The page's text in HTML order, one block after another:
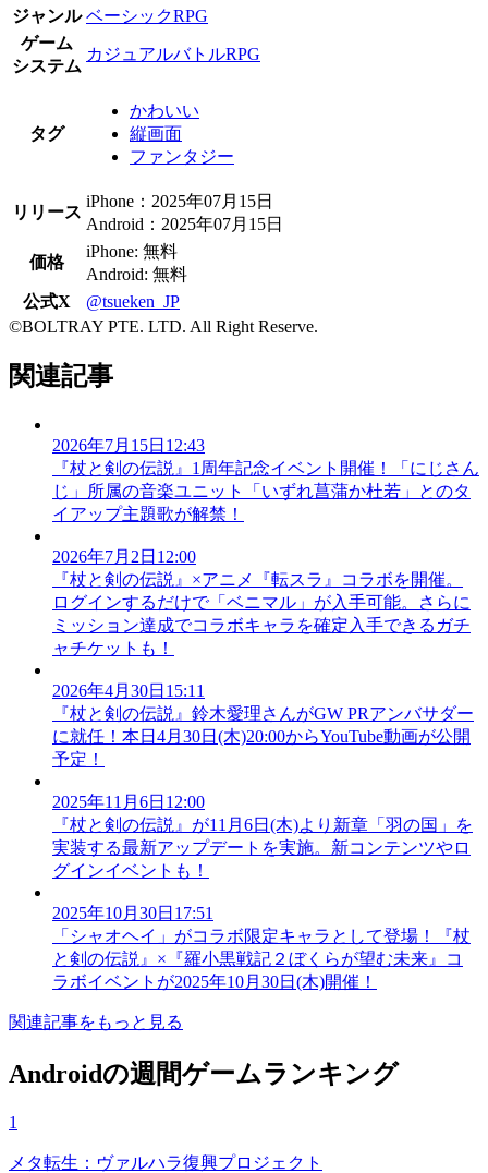
ジャンル ベーシックRPG
ゲーム
システム
カジュアルバトルRPG
タグ
かわいい
縦画面
ファンタジー
リリース
iPhone：2025年07月15日
Android：2025年07月15日
価格
iPhone: 無料
Android: 無料
公式X
@tsueken_JP
©BOLTRAY PTE. LTD. All Right Reserve.
関連記事
2026年7月15日12:43
『杖と剣の伝説』1周年記念イベント開催！「にじさん
じ」所属の音楽ユニット「いずれ菖蒲か杜若」とのタ
イアップ主題歌が解禁！
2026年7月2日12:00
『杖と剣の伝説』×アニメ『転スラ』コラボを開催。
ログインするだけで「ベニマル」が入手可能。さらに
ミッション達成でコラボキャラを確定入手できるガチ
ャチケットも！
2026年4月30日15:11
『杖と剣の伝説』鈴木愛理さんがGW PRアンバサダー
に就任！本日4月30日(木)20:00からYouTube動画が公開
予定！
2025年11月6日12:00
『杖と剣の伝説』が11月6日(木)より新章「羽の国」を
実装する最新アップデートを実施。新コンテンツやロ
グインイベントも！
2025年10月30日17:51
「シャオヘイ」がコラボ限定キャラとして登場！『杖
と剣の伝説』×『羅小黒戦記２ぼくらが望む未来』コ
ラボイベントが2025年10月30日(木)開催！
関連記事をもっと見る
Androidの週間ゲームランキング
1
メタ転生：ヴァルハラ復興プロジェクト